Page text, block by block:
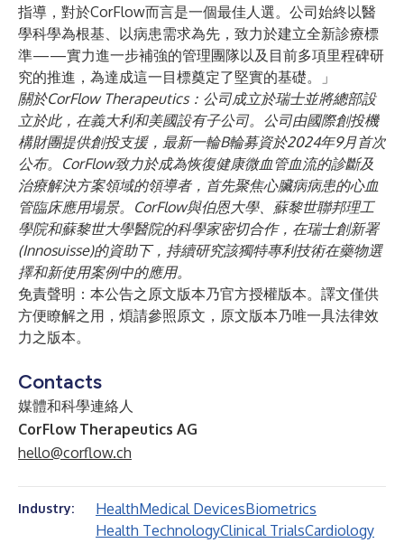
指導，對於CorFlow而言是一個最佳人選。公司始終以醫
學科學為根基、以病患需求為先，致力於建立全新診療標
準——實力進一步補強的管理團隊以及目前多項里程碑研
究的推進，為達成這一目標奠定了堅實的基礎。」
關於CorFlow Therapeutics：公司成立於瑞士並將總部設
立於此，在義大利和美國設有子公司。公司由國際創投機
構財團提供創投支援，最新一輪B輪募資於2024年9月首次
公布。CorFlow致力於成為恢復健康微血管血流的診斷及
治療解決方案領域的領導者，首先聚焦心臟病病患的心血
管臨床應用場景。CorFlow與伯恩大學、蘇黎世聯邦理工
學院和蘇黎世大學醫院的科學家密切合作，在瑞士創新署
(Innosuisse)的資助下，持續研究該獨特專利技術在藥物選
擇和新使用案例中的應用。
免責聲明：本公告之原文版本乃官方授權版本。譯文僅供
方便瞭解之用，煩請參照原文，原文版本乃唯一具法律效
力之版本。
Contacts
媒體和科學連絡人
CorFlow Therapeutics AG
hello@corflow.ch
Industry: HealthMedical DevicesBiometrics
Health TechnologyClinical TrialsCardiology